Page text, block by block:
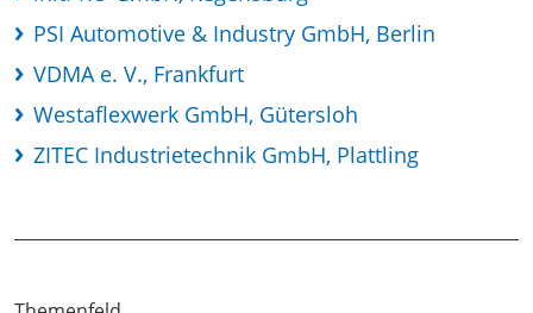
PSI Automotive & Industry GmbH, Berlin
VDMA e. V., Frankfurt
Westaflexwerk GmbH, Gütersloh
ZITEC Industrietechnik GmbH, Plattling